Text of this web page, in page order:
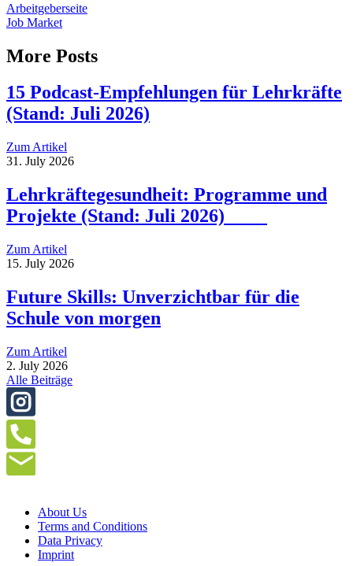
Arbeitgeberseite
Job Market
More Posts
15 Podcast-Empfehlungen für Lehrkräfte
(Stand: Juli 2026)
Zum Artikel
31. July 2026
Lehrkräftegesundheit: Programme und
Projekte (Stand: Juli 2026)
Zum Artikel
15. July 2026
Future Skills: Unverzichtbar für die
Schule von morgen
Zum Artikel
2. July 2026
Alle Beiträge
About Us
Terms and Conditions
Data Privacy
Imprint